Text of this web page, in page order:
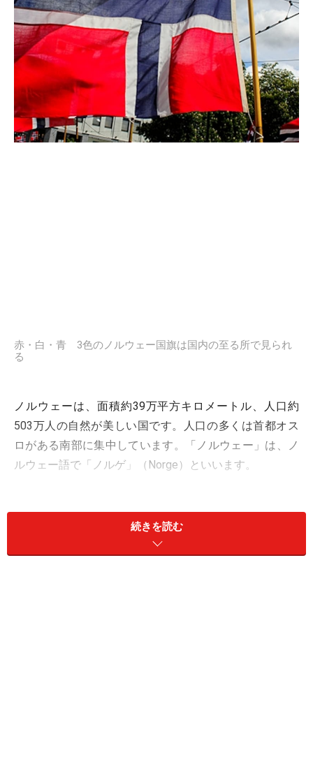
赤・白・青 3色のノルウェー国旗は国内の至る所で見られ
る
ノルウェーは、面積約39万平方キロメートル、人口約
503万人の自然が美しい国です。人口の多くは首都オス
ロがある南部に集中しています。「ノルウェー」は、ノ
ルウェー語で「ノルゲ」（Norge）といいます。
河によって作られたフィヨルド、冬の美しいオーロラ、
ヨーロッパ最北の岬ノールカップで見ることのできる真
続きを読む